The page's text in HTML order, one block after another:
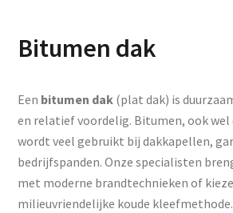
Bitumen dak
Een bitumen dak (plat dak) is
en relatief voordelig. Bitumen, ook wel
wordt veel gebruikt bij dakkapellen,
bedrijfspanden. Onze specialisten
met moderne brandtechnieken of
milieuvriendelijke koude kleefmethode.